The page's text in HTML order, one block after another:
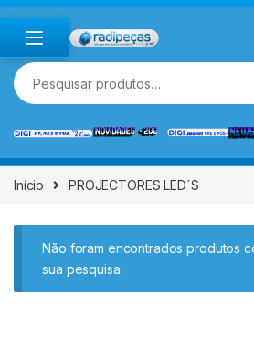
Skip to navigation
Skip to content
Pesquisar por:
Início PROJECTORES LED´S
Não foram encontrados produtos
sua pesquisa.